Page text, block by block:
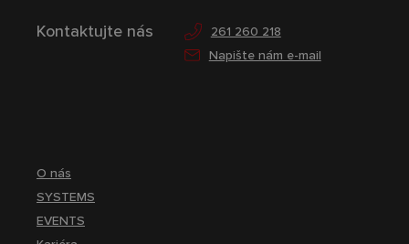
Kontaktujte nás
261 260 218
Napište nám e-mail
O nás
SYSTEMS
EVENTS